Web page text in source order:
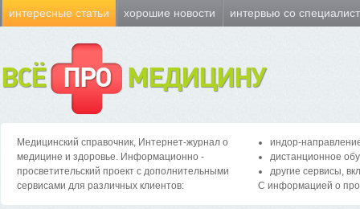
интересные статьи хорошие новости интервью со
ВСЁ ПРО МЕДИЦИНУ
Медицинский справочник, Интернет-журнал о
медицине и здоровье. Информационно -
просветительский проект с дополнительными
сервисами для различных клиентов:
индор-
дистанционное
другие сервисы,
С информацией о